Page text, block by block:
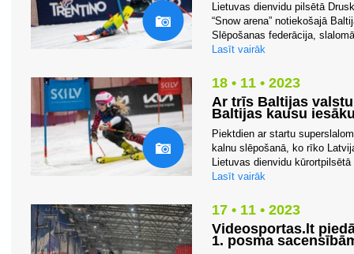
Lietuvas dienvidu pilsētā
“Snow arena” notiekošajā
Slēpošanas federācija,
Lasīt vairāk
18 • 11 • 2023
Ar trīs Baltijas
Baltijas kausu
Piektdien ar startu
kalnu slēpošanā, ko rīko
Lietuvas dienvidu
Lasīt vairāk
17 • 11 • 2023
Videosportas.lt
1. posma